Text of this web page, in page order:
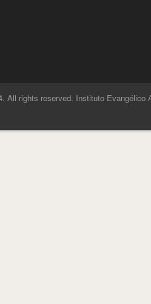
All rights reserved. Instituto Evangélico